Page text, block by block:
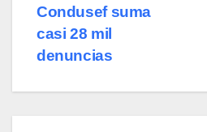
Condusef suma
casi 28 mil
denuncias